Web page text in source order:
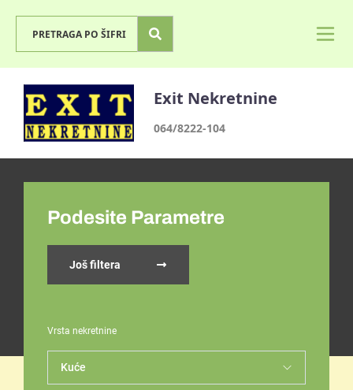
Exit Nekretnine
064/8222-104
Podesite Parametre
Još filtera
Vrsta nekretnine